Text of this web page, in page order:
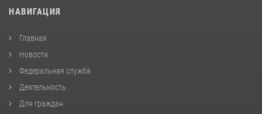
НАВИГАЦИЯ
Главная
Новости
Федеральная служба
Деятельность
Для граждан